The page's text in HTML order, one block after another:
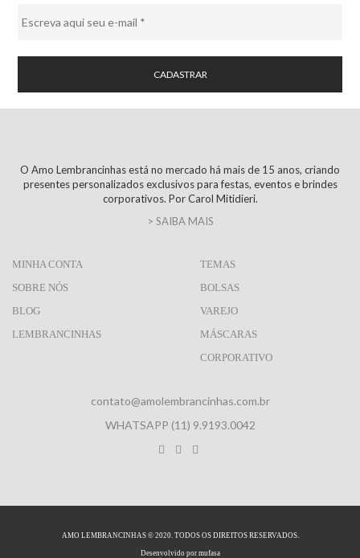
O Amo Lembrancinhas está no mercado há mais de 15 anos, criando
presentes personalizados exclusivos para festas, eventos e brindes
corporativos. Por Carol Mitidieri.
> SAIBA MAIS
MINHA CONTA
SOBRE NÓS
BLOG
LEMBRANCINHAS
TEMAS
BOLSAS
VAREJO
MÁSCARAS
CORPORATIVO
contato@amolembrancinhas.com.br
WHATSAPP (11) 9.9193.0042
AMO LEMBRANCINHAS © 2020. TODOS OS DIREITOS RESERVADOS.
Desenvolvido por mufasa